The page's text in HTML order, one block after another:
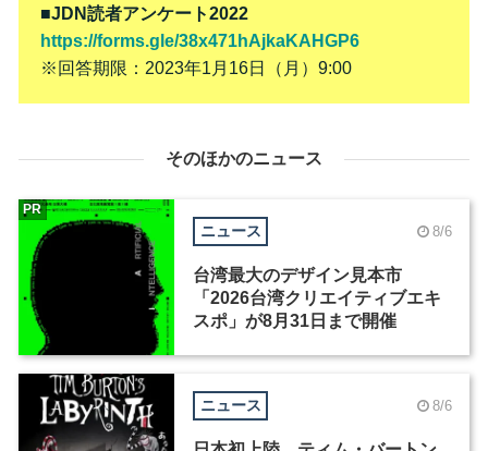
■JDN読者アンケート2022
https://forms.gle/38x471hAjkaKAHGP6
※回答期限：2023年1月16日（月）9:00
そのほかのニュース
ニュース 8/6
台湾最大のデザイン見本市
「2026台湾クリエイティブエキ
スポ」が8月31日まで開催
PR
ニュース 8/6